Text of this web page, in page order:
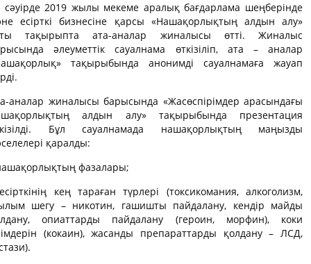
сәуірде 2019 жылы мекеме аралық бағдарлама шеңберінде
есірткі бизнесіне қарсы «Нашақорлықтың алдын алу»
тақырыпта ата-аналар жиналысы өтті. Жиналыс
әлеуметтік сауалнама өткізіліп, ата – аналар
тақырыбында анонимді сауалнамаға жауап
аналар жиналысы барысында «Жасөспірімдер арасындағы
алдын алу» тақырыбында презентация
Бұл сауалнамада нашақорлықтың маңызды
қаралды:
фазалары;
кең тараған түрлері (токсикомания, алкоголизм,
шегу – никотин, гашишты пайдалану, кендір майды
опиаттарды пайдалану (героин, морфин), коки
(кокаин), жасанды препараттарды қолдану – ЛСД,